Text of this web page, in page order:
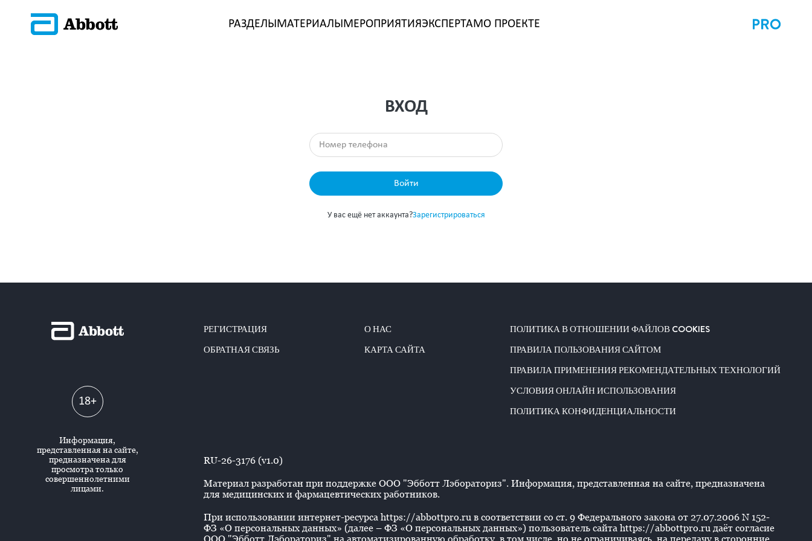
РАЗДЕЛЫ МАТЕРИАЛЫ МЕРОПРИЯТИЯЭКСПЕРТАМО ПРОЕКТЕ
ВХОД
Войти
У вас ещё нет аккаунта?Зарегистрироваться
18+
Информация,
представленная на сайте,
предназначена для
просмотра только
совершеннолетними
лицами.
РЕГИСТРАЦИЯ
ОБРАТНАЯ СВЯЗЬ
О НАС
КАРТА САЙТА
ПОЛИТИКА В ОТНОШЕНИИ ФАЙЛОВ COOKIES
ПРАВИЛА ПОЛЬЗОВАНИЯ САЙТОМ
ПРАВИЛА ПРИМЕНЕНИЯ РЕКОМЕНДАТЕЛЬНЫХ ТЕХНОЛОГИЙ
УСЛОВИЯ ОНЛАЙН ИСПОЛЬЗОВАНИЯ
ПОЛИТИКА КОНФИДЕНЦИАЛЬНОСТИ
RU-26-3176 (v1.0)
Материал разработан при поддержке ООО "Эбботт Лэбораториз". Информация, представленная на сайте, предназначена
для медицинских и фармацевтических работников.
При использовании интернет-ресурса https://abbottpro.ru в соответствии со ст. 9 Федерального закона от 27.07.2006 N 152-
ФЗ «О персональных данных» (далее – ФЗ «О персональных данных») пользователь сайта https://abbottpro.ru даёт согласие
ООО "Эбботт Лэбораториз" на автоматизированную обработку, в том числе, но не ограничиваясь, на передачу в сторонние